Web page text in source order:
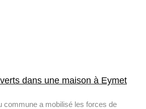
dans une maison à Eymet
commune a mobilisé les forces de